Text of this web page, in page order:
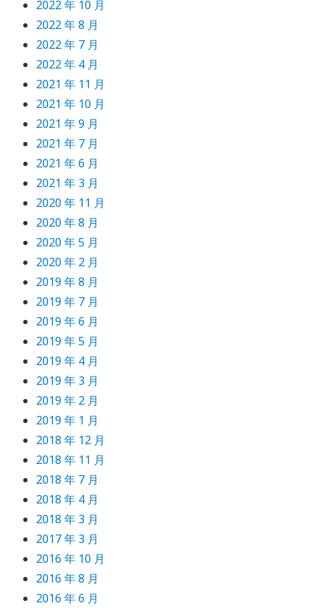
2022 年 10 月
2022 年 8 月
2022 年 7 月
2022 年 4 月
2021 年 11 月
2021 年 10 月
2021 年 9 月
2021 年 7 月
2021 年 6 月
2021 年 3 月
2020 年 11 月
2020 年 8 月
2020 年 5 月
2020 年 2 月
2019 年 8 月
2019 年 7 月
2019 年 6 月
2019 年 5 月
2019 年 4 月
2019 年 3 月
2019 年 2 月
2019 年 1 月
2018 年 12 月
2018 年 11 月
2018 年 7 月
2018 年 4 月
2018 年 3 月
2017 年 3 月
2016 年 10 月
2016 年 8 月
2016 年 6 月